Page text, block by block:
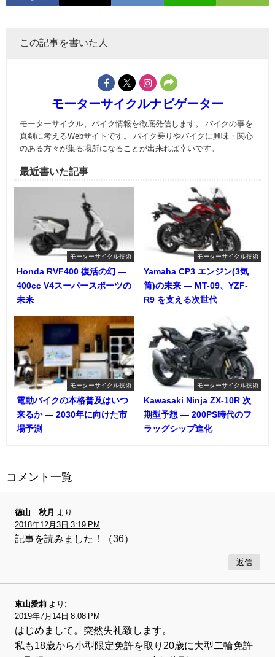
この記事を書いた人
モーターサイクルナビゲーター
モーターサイクル、バイク情報を徹底発信します。 バイクの事を
真剣に考えるWebサイトです。 バイク乗りやバイクに興味・関心
のある方々が集る場所になることが出来れば幸いです。
最近書いた記事
モーターサイクル技術
Honda RVF400 復活の幻 ―
400cc V4スーパースポーツの
未来
モーターサイクル技術
Yamaha CP3 エンジン(3気
筒)の未来 ― MT-09、YZF-
R9 を支える次世代
モーターサイクル技術
電動バイクの本格普及はいつ
来るか ― 2030年に向けた市
場予測
モーターサイクル技術
Kawasaki Ninja ZX-10R 次
期型予想 ― 200PS時代のフ
ラッグシップ進化
コメント一覧
徳山 秋月
より:
2018年12月3日 3:19 PM
記事を読みました！（36）
返信
東山愛莉 より:
2019年7月14日 8:08 PM
はじめまして。突然失礼致します。
私も18歳から小型限定免許を取り20歳に大型二輪免許